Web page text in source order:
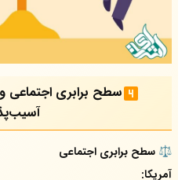
سطح برابری اجتماعی
⚖️ سطح برابری اجتماعی
آمریکا: